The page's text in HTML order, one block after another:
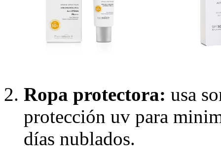
Ropa protectora: usa
protección uv para
días nublados.